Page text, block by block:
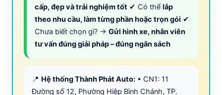
cấp, đẹp và trải nghiệm tốt ✔ Có thể lắp
theo nhu cầu, làm từng phần hoặc trọn gói ✔
Chưa biết chọn gì? → Gửi hình xe, nhân viên
tư vấn đúng giải pháp – đúng ngân sách
📍 Hệ thống Thành Phát Auto: • CN1: 11
Đường số 12, Phường Hiệp Bình Chánh, TP.